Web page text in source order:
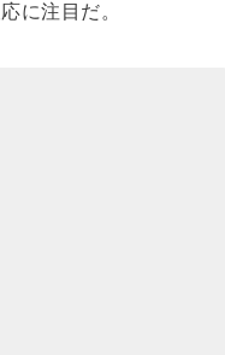
に注目だ。